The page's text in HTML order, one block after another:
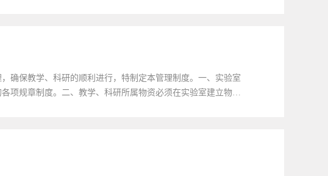
确保教学、科研的顺利进行，特制定本管理制度。一、实验室
项规章制度。二、教学、科研所属物资必须在实验室建立物资